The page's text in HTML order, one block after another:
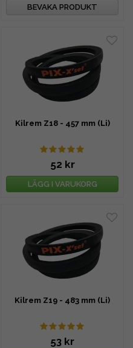
BEVAKA PRODUKT
Kilrem Z18 - 457 mm (Li)
52 kr
LÄGG I VARUKORG
Kilrem Z19 - 483 mm (Li)
53 kr